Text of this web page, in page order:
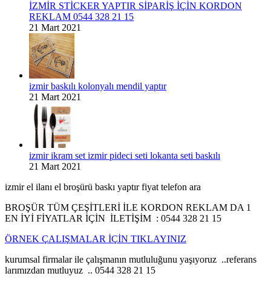
İZMİR STİCKER YAPTIR SİPARİŞ İÇİN KORDON
REKLAM 0544 328 21 15
21 Mart 2021
izmir baskılı kolonyalı mendil yaptır
21 Mart 2021
izmir ikram set izmir pideci seti lokanta seti baskılı
21 Mart 2021
izmir el ilanı el broşürü baskı yaptır fiyat telefon ara
BROŞÜR TÜM ÇEŞİTLERİ İLE KORDON REKLAM DA 1
EN İYİ FİYATLAR İÇİN İLETİŞİM : 0544 328 21 15
ÖRNEK ÇALIŞMALAR İÇİN TIKLAYINIZ
kurumsal firmalar ile çalışmanın mutluluğunu yaşıyoruz ..referans
larımızdan mutluyuz .. 0544 328 21 15